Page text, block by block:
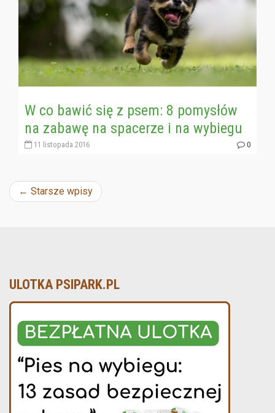
W co bawić się z psem: 8 pomysłów
na zabawę na spacerze i na wybiegu
11 listopada 2016 0
Nawigacja
wpisu
← Starsze wpisy
ULOTKA PSIPARK.PL